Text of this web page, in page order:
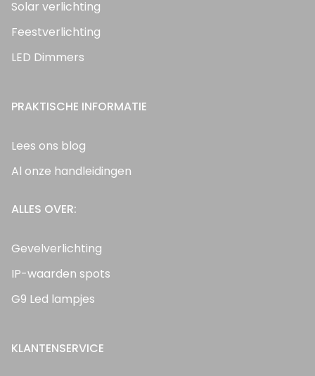
Solar verlichting
Feestverlichting
LED Dimmers
PRAKTISCHE INFORMATIE
Lees ons blog
Al onze handleidingen
ALLES OVER:
Gevelverlichting
IP-waarden spots
G9 Led lampjes
KLANTENSERVICE